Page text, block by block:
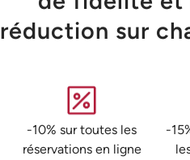
réduction sur
-10% sur toutes les
réservations en ligne
-